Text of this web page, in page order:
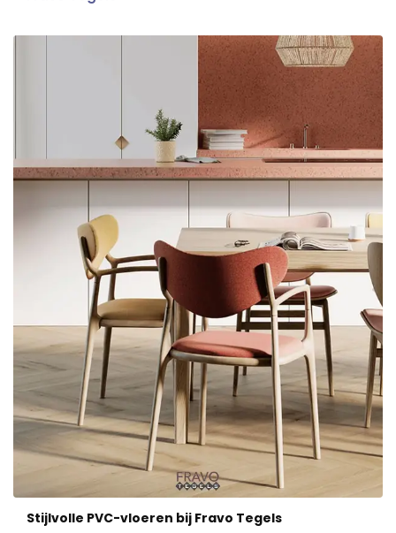
Stijlvolle PVC-vloeren bij Fravo Tegels